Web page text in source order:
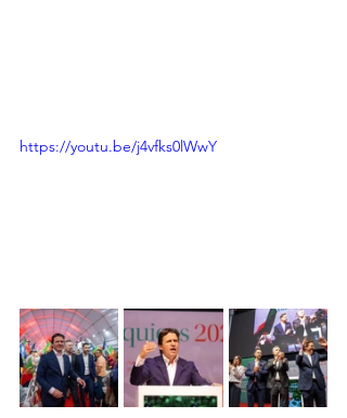
https://youtu.be/j4vfks0lWwY